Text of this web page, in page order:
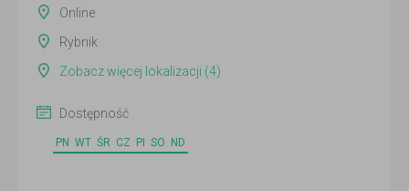
Online
Rybnik
Zobacz więcej lokalizacji (4)
Dostępność
PN WT ŚR CZ PI SO ND